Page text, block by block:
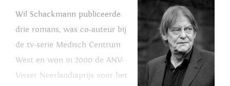
Wil Schackmann publiceerde
drie romans, was co-auteur bij
de tv-serie Medisch Centrum
West en won in 2000 de ANV-
Visser Neerlandiaprijs voor het